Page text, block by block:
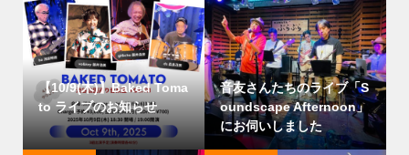
【10/9(木)】Baked Toma
to ライブのお知らせ
音友さんたちのライブ「S
oundscape Afternoon」
にお伺いしました